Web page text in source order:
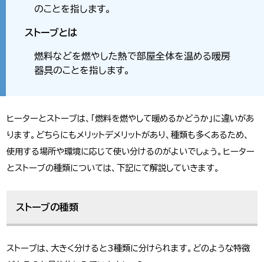
のことを指します。
ストーブとは
燃料などを燃やした熱で部屋全体を温める暖房
器具のことを指します。
ヒーターとストーブは、「燃料を燃やして暖めるかどうか」に違いがあ
ります。どちらにもメリットデメリットがあり、種類も多くあるため、
使用する場所や環境に応じて使い分けるのがよいでしょう。ヒーター
とストーブの種類については、下記にて解説していきます。
ストーブの種類
ストーブは、大きく分けると3種類に分けられます。どのような特徴